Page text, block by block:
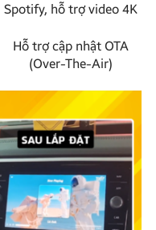
Spotify, hỗ trợ video 4K
Hỗ trợ cập nhật OTA
(Over-The-Air)